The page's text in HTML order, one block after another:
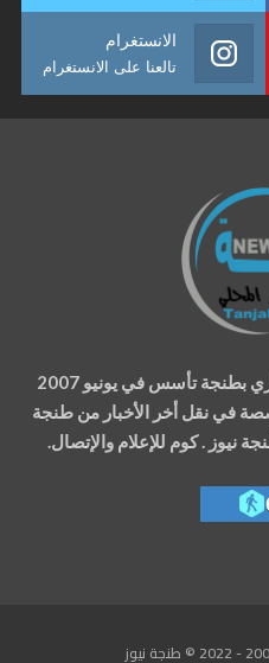
الانستغرام
تالعنا على الانستغرام
بطنجة تأسس في يونيو 2007
في نقل أخر الأخبار من طنجة
نيوز . كوم للإعلام والإتصال.